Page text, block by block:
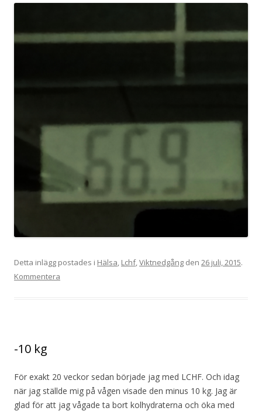
Detta inlägg postades i Hälsa, Lchf,Viktnedgång den 26 juli, 2015.
Kommentera
-10 kg
För exakt 20 veckor sedan började jag med LCHF. Och idag
när jag ställde mig på vågen visade den minus 10 kg. Jag är
glad för att jag vågade ta bort kolhydraterna och öka med